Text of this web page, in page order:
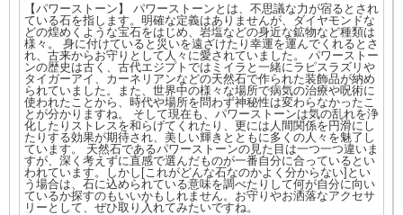
【パワーストーン】 パワーストーンとは、不思議な力が宿るとされ
ている石を指します。明確な定義はありませんが、ダイヤモンドな
どの煌めくような宝石をはじめ、岩塩などの身近な鉱物など種類は
様々。 身に付けていると災いを遠ざけたり幸運を運んでくれるとさ
れ、古来からお守りとして人々に愛されていました。 パワーストー
ンの歴史は古く、古代エジプトではミイラと一緒にラピスラズリや
タイガーアイ、カーネリアンなどの天然石で作られた装飾品が納め
られていました。また、世界中の様々な場所で病気の治療や呪術に
使われたことから、時代や場所を問わず神秘性は変わらなかったこ
とが分かりますね。 そして現在も、パワーストーンは気の乱れを浄
化したりストレスを和らげてくれたり、更には人間関係を円滑にし
たりする効果が期待され、美しい輝きとともに多くの人々を魅了し
ています。 天然石であるパワーストーンの見た目は一つ一つ違いま
すが、深く考えずに直感で選んだものが一番自分に合っているとい
われています。しかし[これがどんな石なのかよく分からない]とい
う場合は、石に込められている意味を調べたりして何が自分に向い
ているか探すのもいいかもしれません。お守りやお洒落なアクセサ
リーとして、ぜひ取り入れてみたいですね。